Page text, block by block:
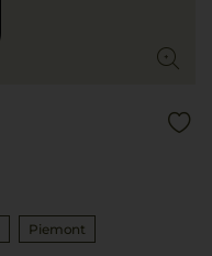
Piemont